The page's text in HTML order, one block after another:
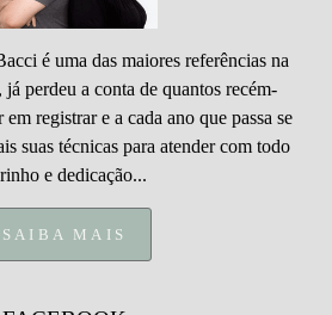
é uma das maiores referências na
perdeu a conta de quantos recém-
registrar e a cada ano que passa se
suas técnicas para atender com todo
e dedicação...
SAIBA MAIS